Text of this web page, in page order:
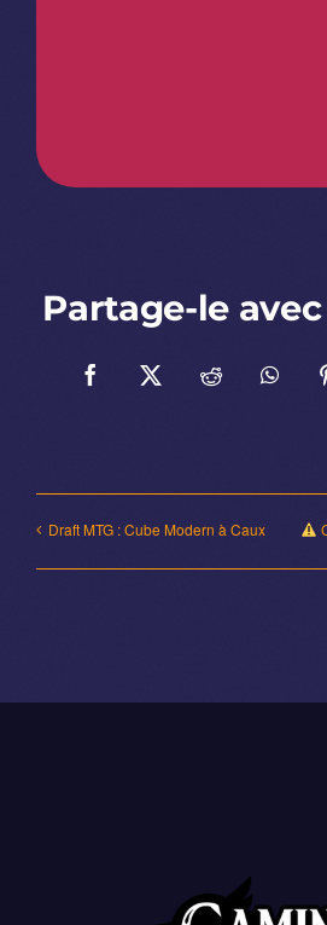
Partage-le
Facebook
X Reddit
Draft MTG : Cube Modern à Caux